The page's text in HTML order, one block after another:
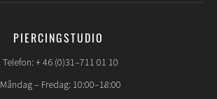
PIERCINGSTUDIO
Telefon: + 46 (0)31–711 01 10
Måndag – Fredag: 10:00–18:00